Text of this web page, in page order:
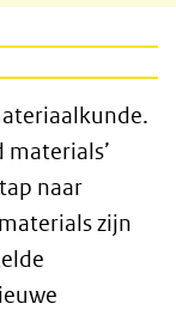
materials’
naar
zijn